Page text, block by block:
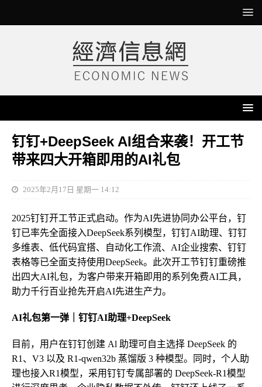
钉钉+DeepSeek AI组合来袭！开工节
带来四大开箱即用的AI礼包
2025年2月17日 星期一 14:12
2025钉钉开工节正式启动。作为AI先进协同办公平台，钉
钉已率先全面接入DeepSeek系列模型，钉钉AI助理、钉钉
多维表、低代码宜搭、自动化工作流、AI企业搜索、钉钉
表格等已全面支持使用DeepSeek。此次开工节钉钉重磅推
出四大AI礼包，为客户带来开箱即用的系列免费AI工具，
助力千行百业抢先开启AI先进生产力。
AI礼包第一弹｜钉钉AI助理+DeepSeek
目前，用户在钉钉创建 Al 助理可自主选择 DeepSeek 的
R1、V3 以及 R1-qwen32b 蒸馏版 3 种模型。同时，个人助
理也接入R1模型，采用钉钉专属部署的 DeepSeek-R1模型